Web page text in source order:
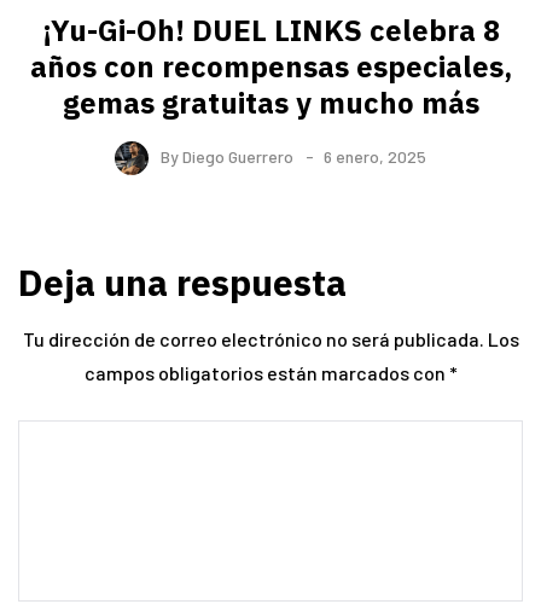
¡Yu-Gi-Oh! DUEL LINKS celebra 8
años con recompensas especiales,
gemas gratuitas y mucho más
ByDiego Guerrero 6 enero, 2025
Deja una respuesta
Tu dirección de correo electrónico no será publicada. Los
campos obligatorios están marcados con *